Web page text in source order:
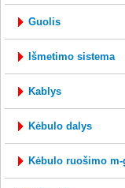
guolis
išmetimo sistema
kablys
kėbulo dalys
kėbulo ruošimo